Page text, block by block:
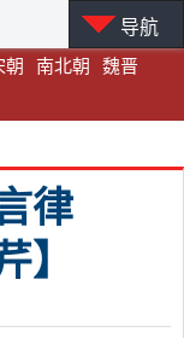
朝 南北朝
魏晋
导航
律
】